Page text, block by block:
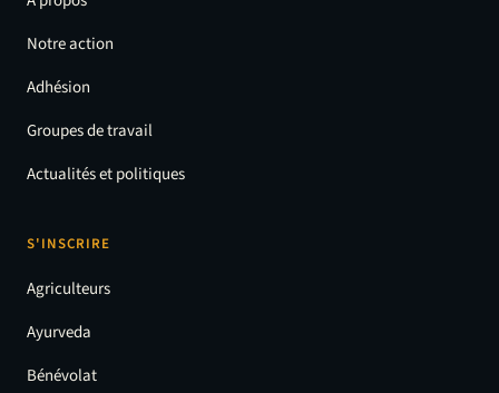
Notre action
Adhésion
Groupes de travail
Actualités et politiques
S'INSCRIRE
Agriculteurs
Ayurveda
Bénévolat